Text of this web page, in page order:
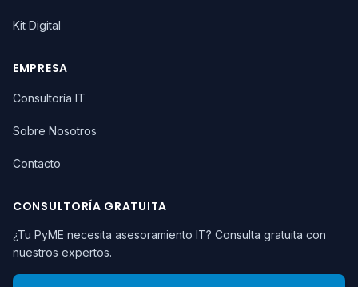
Kit Digital
EMPRESA
Consultoría IT
Sobre Nosotros
Contacto
CONSULTORÍA GRATUITA
¿Tu PyME necesita asesoramiento IT? Consulta gratuita con
nuestros expertos.